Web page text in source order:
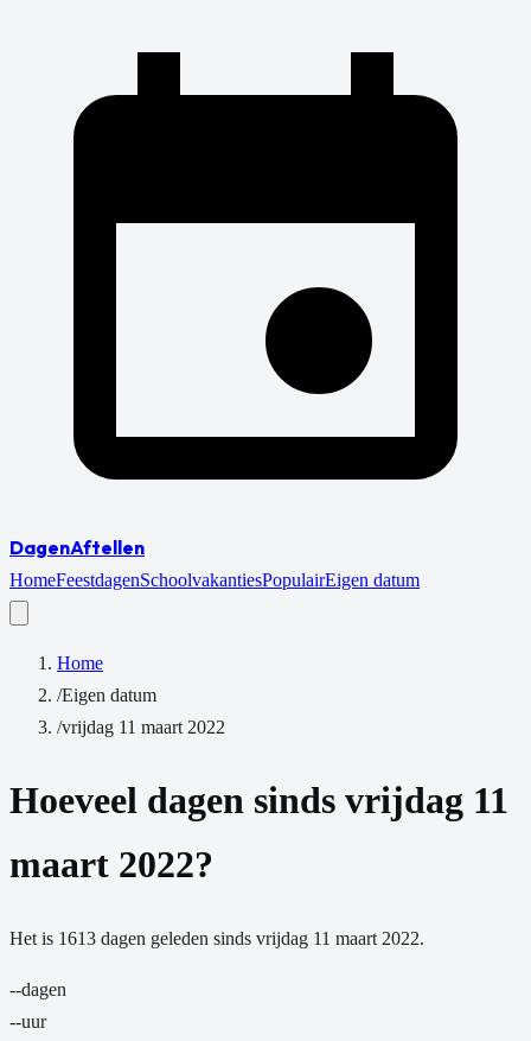
DagenAftellen
HomeFeestdagenSchoolvakantiesPopulairEigen datum
Home
/Eigen datum
/vrijdag 11 maart 2022
Hoeveel dagen sinds vrijdag 11
maart 2022?
Het is 1613 dagen geleden sinds vrijdag 11 maart 2022.
--dagen
--uur